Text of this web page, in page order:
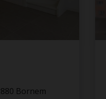
Bornem